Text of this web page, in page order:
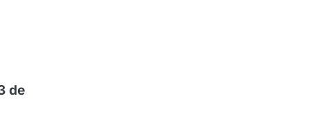
de